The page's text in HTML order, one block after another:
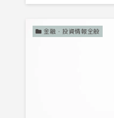
金融・投資情報全般